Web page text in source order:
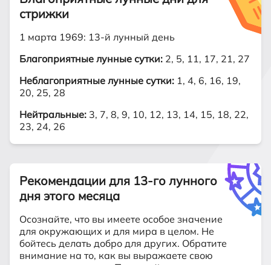
стрижки
1 марта 1969: 13-й лунный день
Благоприятные лунные сутки: 2, 5, 11, 17, 21, 27
Неблагоприятные лунные сутки: 1, 4, 6, 16, 19,
20, 25, 28
Нейтральные: 3, 7, 8, 9, 10, 12, 13, 14, 15, 18, 22,
23, 24, 26
Рекомендации для 13-го лунного
дня этого месяца
Осознайте, что вы имеете особое значение
для окружающих и для мира в целом. Не
бойтесь делать добро для других. Обратите
внимание на то, как вы выражаете свою